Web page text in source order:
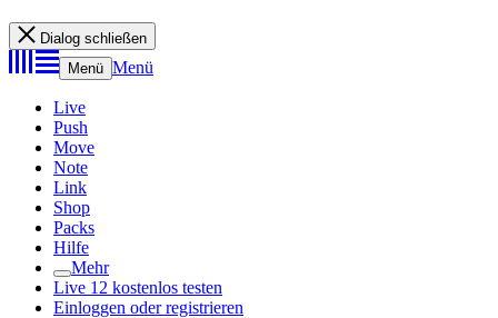
Dialog schließen
Menü Menü
Live
Push
Move
Note
Link
Shop
Packs
Hilfe
Mehr
Live 12 kostenlos testen
Einloggen oder registrieren